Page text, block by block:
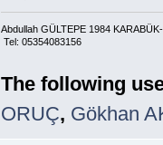
Abdullah GÜLTEPE 1984
Tel: 05354083156
The following
ORUÇ, Gökhan